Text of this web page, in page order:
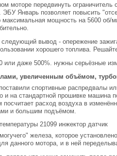
моторе передвинуть ограничитель
Январь позволяет повысить
максимальная мощность на 5600
вывод - опережение
хорошего топлива.
даже 500%. нужны серьёзные
увеличенным объёмом,
спортивные распредвалы
и на стандартной прошивке машина
расход воздуха в
и большим подъёмом.
железа, которое
данного мотора, и в ней